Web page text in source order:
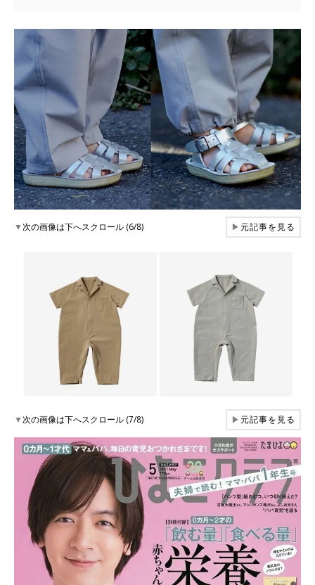
▼次の画像は下へスクロール (6/8) ▶元記事を見る
▼次の画像は下へスクロール (7/8) ▶元記事を見る